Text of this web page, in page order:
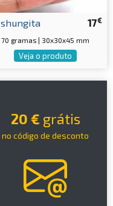
17€
shungita
70 gramas | 30x30x45 mm
Veja o produto
20 € grátis
no código de desconto